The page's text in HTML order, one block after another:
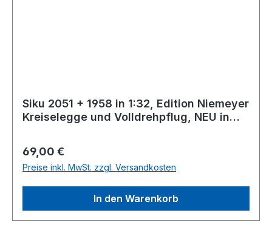
Siku 2051 + 1958 in 1:32, Edition Niemeyer
Kreiselegge und Volldrehpflug, NEU in
Regulärer Preis:
69,00 €
Preise inkl. MwSt. zzgl. Versandkosten
In den Warenkorb